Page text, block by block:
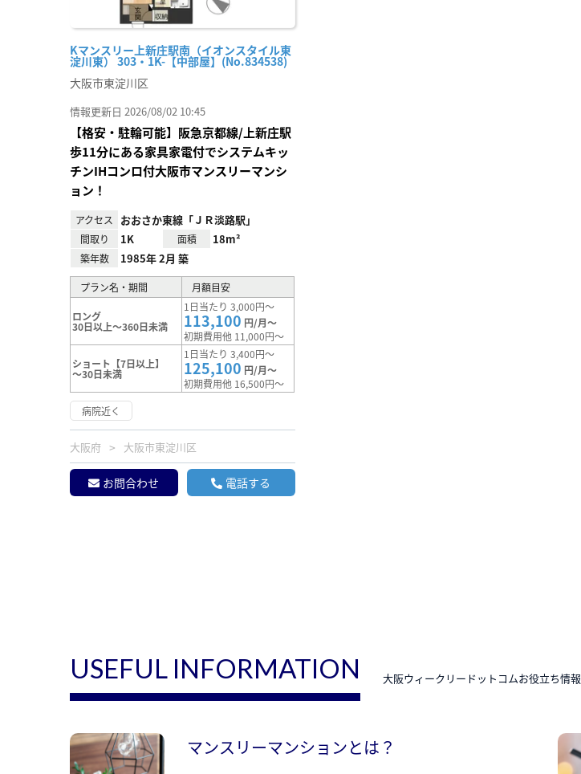
Kマンスリー上新庄駅南（イオンスタイル東
淀川東） 303・1K-【中部屋】(No.834538)
大阪市東淀川区
情報更新日 2026/08/02 10:45
【格安・駐輪可能】阪急京都線/上新庄駅
歩11分にある家具家電付でシステムキッ
チンIHコンロ付大阪市マンスリーマンシ
ョン！
アクセス おおさか東線「ＪＲ淡路駅」
間取り 1K 面積 18m²
築年数 1985年 2月 築
プラン名・期間 月額目安
ロング
30日以上～360日未満
1日当たり 3,000円～
113,100 円/月～
初期費用他 11,000円～
ショート【7日以上】
～30日未満
1日当たり 3,400円～
125,100 円/月～
初期費用他 16,500円～
病院近く
大阪府 大阪市東淀川区
お問合わせ 電話する
USEFUL INFORMATION 大阪ウィークリードットコムお役立ち情報
マンスリーマンションとは？